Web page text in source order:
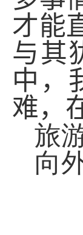
才能
与其
中，
难，
旅
向